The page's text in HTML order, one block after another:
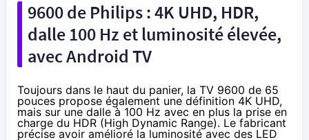
9600 de Philips : 4K UHD, HDR,
dalle 100 Hz et luminosité élevée,
avec Android TV
Toujours dans le haut du panier, la TV 9600 de 65
pouces propose également une définition 4K UHD,
mais sur une dalle à 100 Hz avec en plus la prise en
charge du HDR (High Dynamic Range). Le fabricant
précise avoir amélioré la luminosité avec des LED